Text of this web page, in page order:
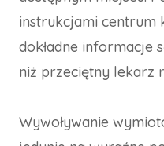
instrukcjami centrum
dokładne informacje
niż przeciętny lekarz
Wywoływanie